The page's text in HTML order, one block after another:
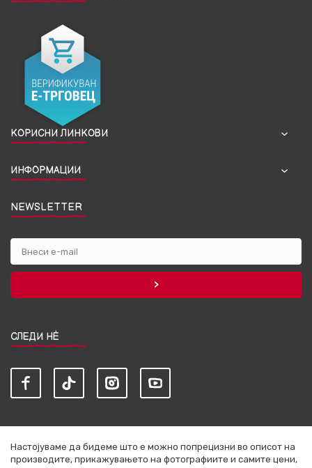
КОРИСНИ ЛИНКОВИ
ИНФОРМАЦИИ
NEWSLETTER
СЛЕДИ НЀ
Настојуваме да бидеме што е можно попрецизни во описот на
производите, прикажувањето на фотографиите и самите цени,